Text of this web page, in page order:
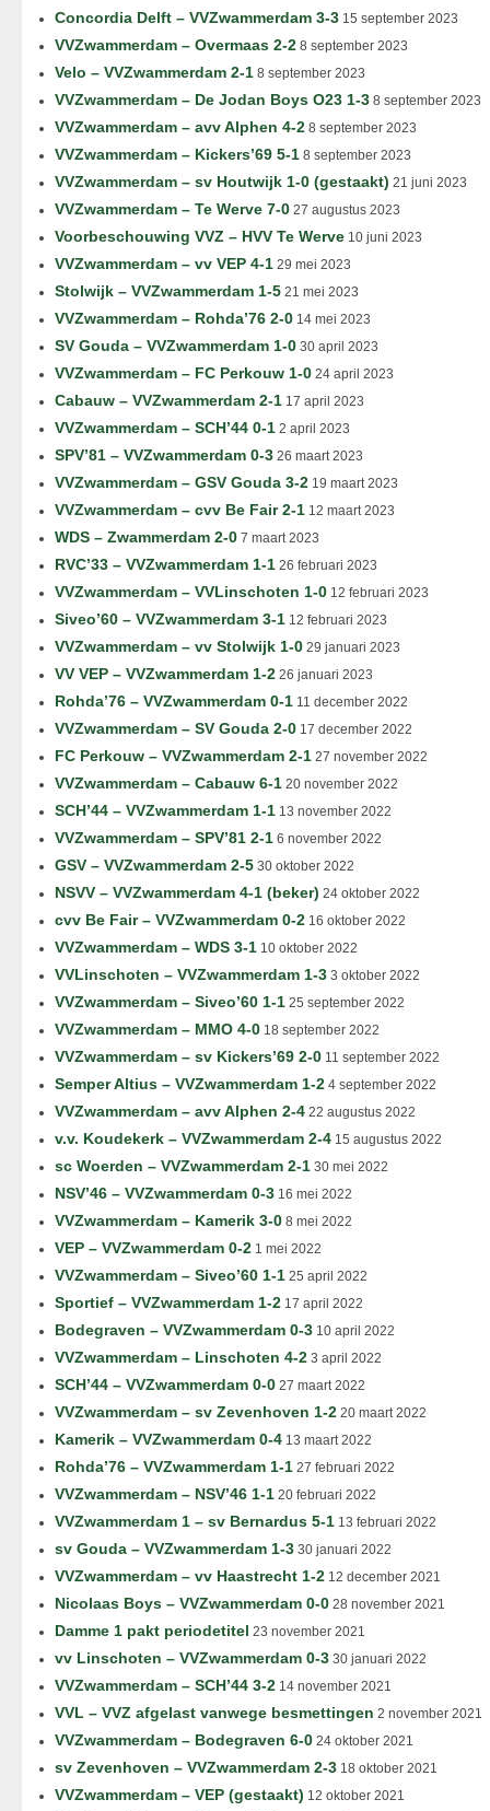
Concordia Delft – VVZwammerdam 3-3 15 september 2023
VVZwammerdam – Overmaas 2-2 8 september 2023
Velo – VVZwammerdam 2-1 8 september 2023
VVZwammerdam – De Jodan Boys O23 1-3 8 september 2023
VVZwammerdam – avv Alphen 4-2 8 september 2023
VVZwammerdam – Kickers’69 5-1 8 september 2023
VVZwammerdam – sv Houtwijk 1-0 (gestaakt) 21 juni 2023
VVZwammerdam – Te Werve 7-0 27 augustus 2023
Voorbeschouwing VVZ – HVV Te Werve 10 juni 2023
VVZwammerdam – vv VEP 4-1 29 mei 2023
Stolwijk – VVZwammerdam 1-5 21 mei 2023
VVZwammerdam – Rohda’76 2-0 14 mei 2023
SV Gouda – VVZwammerdam 1-0 30 april 2023
VVZwammerdam – FC Perkouw 1-0 24 april 2023
Cabauw – VVZwammerdam 2-1 17 april 2023
VVZwammerdam – SCH’44 0-1 2 april 2023
SPV’81 – VVZwammerdam 0-3 26 maart 2023
VVZwammerdam – GSV Gouda 3-2 19 maart 2023
VVZwammerdam – cvv Be Fair 2-1 12 maart 2023
WDS – Zwammerdam 2-0 7 maart 2023
RVC’33 – VVZwammerdam 1-1 26 februari 2023
VVZwammerdam – VVLinschoten 1-0 12 februari 2023
Siveo’60 – VVZwammerdam 3-1 12 februari 2023
VVZwammerdam – vv Stolwijk 1-0 29 januari 2023
VV VEP – VVZwammerdam 1-2 26 januari 2023
Rohda’76 – VVZwammerdam 0-1 11 december 2022
VVZwammerdam – SV Gouda 2-0 17 december 2022
FC Perkouw – VVZwammerdam 2-1 27 november 2022
VVZwammerdam – Cabauw 6-1 20 november 2022
SCH’44 – VVZwammerdam 1-1 13 november 2022
VVZwammerdam – SPV’81 2-1 6 november 2022
GSV – VVZwammerdam 2-5 30 oktober 2022
NSVV – VVZwammerdam 4-1 (beker) 24 oktober 2022
cvv Be Fair – VVZwammerdam 0-2 16 oktober 2022
VVZwammerdam – WDS 3-1 10 oktober 2022
VVLinschoten – VVZwammerdam 1-3 3 oktober 2022
VVZwammerdam – Siveo’60 1-1 25 september 2022
VVZwammerdam – MMO 4-0 18 september 2022
VVZwammerdam – sv Kickers’69 2-0 11 september 2022
Semper Altius – VVZwammerdam 1-2 4 september 2022
VVZwammerdam – avv Alphen 2-4 22 augustus 2022
v.v. Koudekerk – VVZwammerdam 2-4 15 augustus 2022
sc Woerden – VVZwammerdam 2-1 30 mei 2022
NSV’46 – VVZwammerdam 0-3 16 mei 2022
VVZwammerdam – Kamerik 3-0 8 mei 2022
VEP – VVZwammerdam 0-2 1 mei 2022
VVZwammerdam – Siveo’60 1-1 25 april 2022
Sportief – VVZwammerdam 1-2 17 april 2022
Bodegraven – VVZwammerdam 0-3 10 april 2022
VVZwammerdam – Linschoten 4-2 3 april 2022
SCH’44 – VVZwammerdam 0-0 27 maart 2022
VVZwammerdam – sv Zevenhoven 1-2 20 maart 2022
Kamerik – VVZwammerdam 0-4 13 maart 2022
Rohda’76 – VVZwammerdam 1-1 27 februari 2022
VVZwammerdam – NSV’46 1-1 20 februari 2022
VVZwammerdam 1 – sv Bernardus 5-1 13 februari 2022
sv Gouda – VVZwammerdam 1-3 30 januari 2022
VVZwammerdam – vv Haastrecht 1-2 12 december 2021
Nicolaas Boys – VVZwammerdam 0-0 28 november 2021
Damme 1 pakt periodetitel 23 november 2021
vv Linschoten – VVZwammerdam 0-3 30 januari 2022
VVZwammerdam – SCH’44 3-2 14 november 2021
VVL – VVZ afgelast vanwege besmettingen 2 november 2021
VVZwammerdam – Bodegraven 6-0 24 oktober 2021
sv Zevenhoven – VVZwammerdam 2-3 18 oktober 2021
VVZwammerdam – VEP (gestaakt) 12 oktober 2021